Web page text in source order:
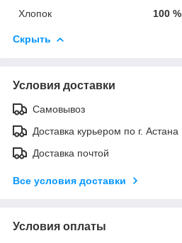
Хлопок
100 %
Скрыть
Условия доставки
Самовывоз
Доставка курьером по г. Астана
Доставка почтой
Все условия доставки
Условия оплаты